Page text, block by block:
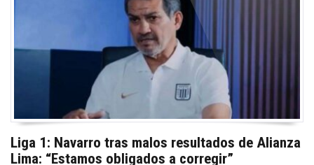
Liga 1: Navarro tras malos resultados de Alianza
Lima: “Estamos obligados a corregir”